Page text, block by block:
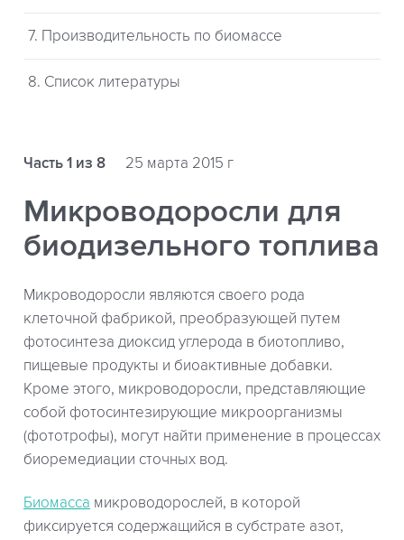
7. Производительность по биомассе
8. Список литературы
Часть 1 из 8 25 марта 2015 г
Микроводоросли для
биодизельного топлива
Микроводоросли являются своего рода
клеточной фабрикой, преобразующей путем
фотосинтеза диоксид углерода в биотопливо,
пищевые продукты и биоактивные добавки.
Кроме этого, микроводоросли, представляющие
собой фотосинтезирующие микроорганизмы
(фототрофы), могут найти применение в процессах
биоремедиации сточных вод.
Биомасса микроводорослей, в которой
фиксируется содержащийся в субстрате азот,